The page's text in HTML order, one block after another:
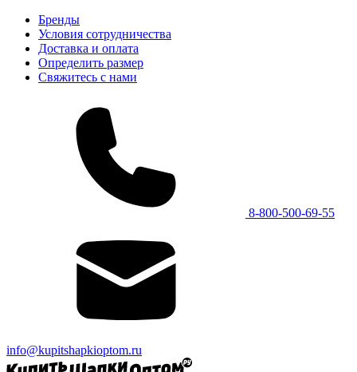
Бренды
Условия сотрудничества
Доставка и оплата
Определить размер
Свяжитесь с нами
8-800-500-69-55
info@kupitshapkioptom.ru